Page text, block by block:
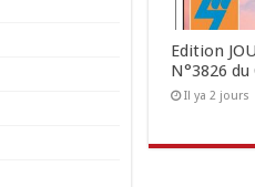
Edition
N°3826
Il ya 2 jours